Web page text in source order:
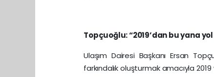
Topçuoğlu: “2019’dan bu yana yol
Ulaşım Dairesi Başkanı Ersan
farkındalık oluşturmak amacıyla